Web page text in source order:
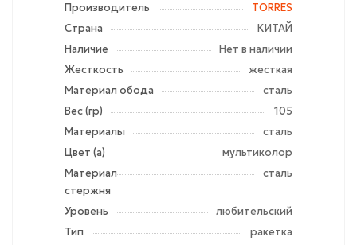
Производитель
TORRES
Страна
КИТАЙ
Наличие
Нет в наличии
Жесткость
жесткая
Материал обода
сталь
Вес (гр)
105
Материалы
сталь
Цвет (а)
мультиколор
Материал
стержня
сталь
Уровень
любительский
Тип
ракетка